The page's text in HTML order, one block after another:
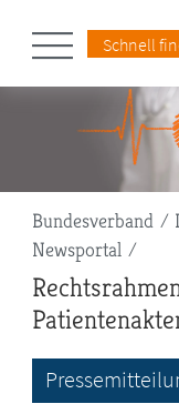
Schnell
Pfadnavigation
Bundesverband
Newsportal